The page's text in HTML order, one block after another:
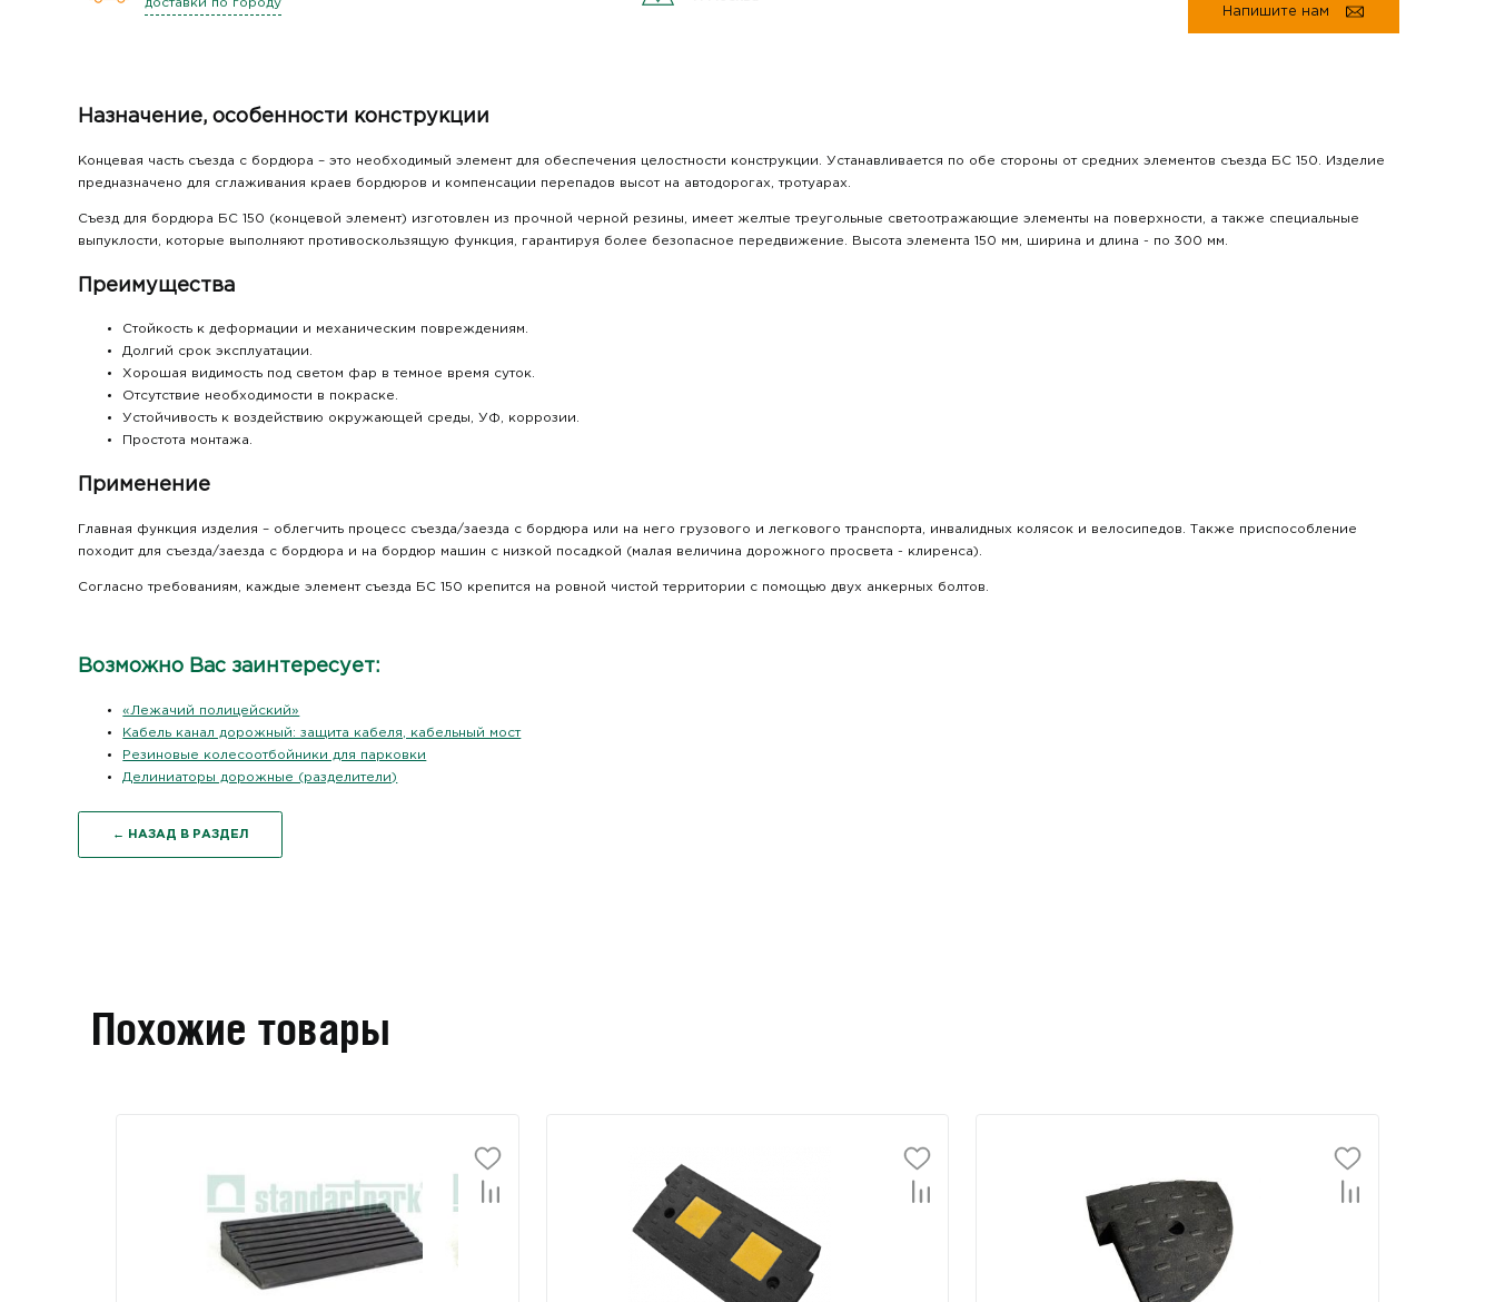
Напишите нам
Назначение, особенности конструкции
Концевая часть съезда с бордюра – это необходимый элемент для обеспечения целостности конструкции. Устанавливается по обе стороны от средних элементов съезда БС 150. Изделие
предназначено для сглаживания краев бордюров и компенсации перепадов высот на автодорогах, тротуарах.
Съезд для бордюра БС 150 (концевой элемент) изготовлен из прочной черной резины, имеет желтые треугольные светоотражающие элементы на поверхности, а также специальные
выпуклости, которые выполняют противоскользящую функция, гарантируя более безопасное передвижение. Высота элемента 150 мм, ширина и длина - по 300 мм.
Преимущества
Стойкость к деформации и механическим повреждениям.
Долгий срок эксплуатации.
Хорошая видимость под светом фар в темное время суток.
Отсутствие необходимости в покраске.
Устойчивость к воздействию окружающей среды, УФ, коррозии.
Простота монтажа.
Применение
Главная функция изделия – облегчить процесс съезда/заезда с бордюра или на него грузового и легкового транспорта, инвалидных колясок и велосипедов. Также приспособление
походит для съезда/заезда с бордюра и на бордюр машин с низкой посадкой (малая величина дорожного просвета - клиренса).
Согласно требованиям, каждые элемент съезда БС 150 крепится на ровной чистой территории с помощью двух анкерных болтов.
Возможно Вас заинтересует:
«Лежачий полицейский»
Кабель канал дорожный: защита кабеля, кабельный мост
Резиновые колесоотбойники для парковки
Делиниаторы дорожные (разделители)
← НАЗАД В РАЗДЕЛ
Похожие товары